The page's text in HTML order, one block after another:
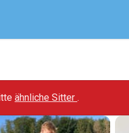
ähnliche Sitter .